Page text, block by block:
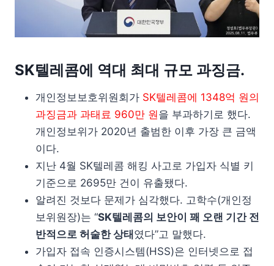
SK텔레콤에 역대 최대 규모 과징금.
개인정보보호위원회가 SK텔레콤에 1348억 원의
과징금과 과태료 960만 원을 부과하기로 했다.
개인정보위가 2020년 출범한 이후 가장 큰 금액
이다.
지난 4월 SK텔레콤 해킹 사고로 가입자 식별 키
기준으로 2695만 건이 유출됐다.
알려진 것보다 문제가 심각했다. 고학수(개인정
보위원장)는 “SK텔레콤의 보안이 꽤 오랜 기간 전
반적으로 허술한 상태였다”고 말했다.
가입자 접속 인증시스템(HSS)은 인터넷으로 접